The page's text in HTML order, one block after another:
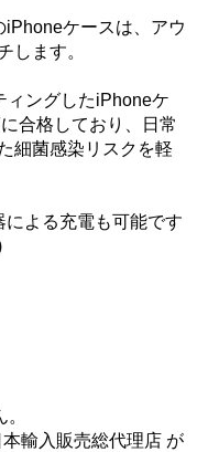
ケースは、アウ
します。
ィングしたiPhoneケ
合格しており、日常
細菌感染リスクを軽
による充電も可能です
輸入販売総代理店 が